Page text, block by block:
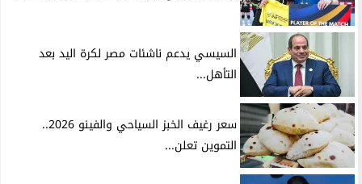
السيسي يدعم ناشئات مصر لكرة اليد بعد
التأهل...
سعر رغيف الخبز السياحي والفينو 2026..
التموين تعلن...